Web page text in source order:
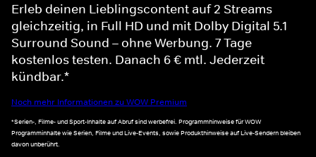
Erleb deinen Lieblingscontent auf 2 Streams
gleichzeitig, in Full HD und mit Dolby Digital 5.1
Surround Sound – ohne Werbung. 7 Tage
kostenlos testen. Danach 6 € mtl. Jederzeit
kündbar.*
Noch mehr Informationen zu WOW Premium
*Serien-, Filme- und Sport-Inhalte auf Abruf sind werbefrei. Programmhinweise für WOW
Programminhalte wie Serien, Filme und Live-Events, sowie Produkthinweise auf Live-Sendern bleiben
davon unberührt.